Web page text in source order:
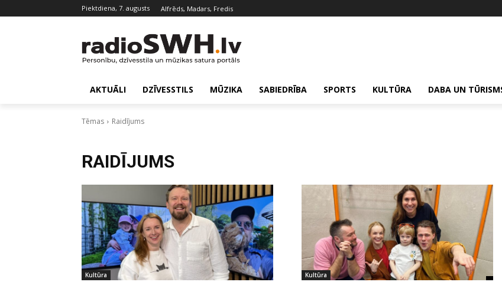
piektdiena, 7. augusts Alfrēds, Madars, Fredis
AKTUĀLI DZĪVESSTILS MŪZIKA SABIEDRĪBA SPORTS KULTŪRA DABA UN
Tēmas Raidījums
RAIDĪJUMS
Kultūra Kultūra